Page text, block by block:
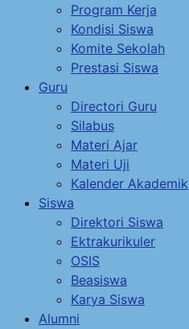
Program Kerja
Kondisi Siswa
Komite Sekolah
Prestasi Siswa
Guru
Directori Guru
Silabus
Materi Ajar
Materi Uji
Kalender Akademik
Siswa
Direktori Siswa
Ektrakurikuler
OSIS
Beasiswa
Karya Siswa
Alumni